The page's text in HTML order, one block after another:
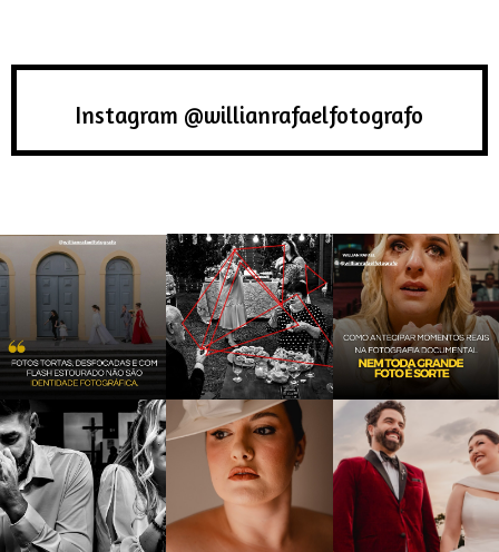
Instagram @willianrafaelfotografo